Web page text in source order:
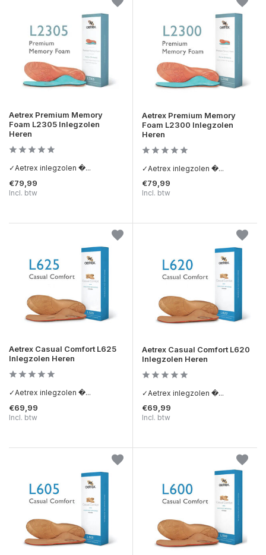
Aetrex Premium Memory
Foam L2305 Inlegzolen
Heren
✓Aetrex inlegzolen �...
€79,99
Incl. btw
Aetrex Premium Memory
Foam L2300 Inlegzolen
Heren
✓Aetrex inlegzolen �...
€79,99
Incl. btw
Aetrex Casual Comfort L625
Inlegzolen Heren
✓Aetrex inlegzolen �...
€69,99
Incl. btw
Aetrex Casual Comfort L620
Inlegzolen Heren
✓Aetrex inlegzolen �...
€69,99
Incl. btw